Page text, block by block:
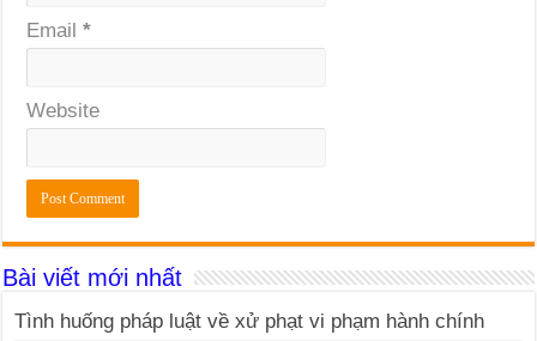
Email*
Website
Bài viết mới nhất
Tình huống pháp luật về xử phạt vi phạm hành chính